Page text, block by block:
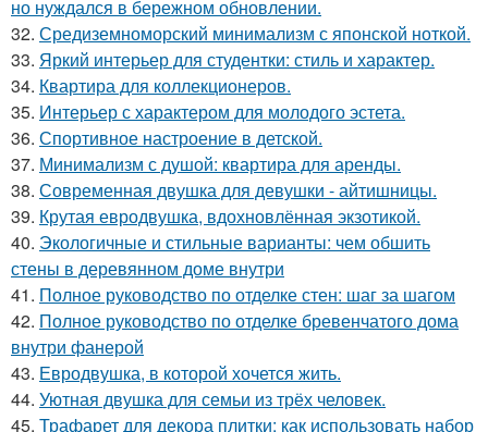
но нуждался в бережном обновлении.
32. Средиземноморский минимализм с японской ноткой.
33. Яркий интерьер для студентки: стиль и характер.
34. Квартира для коллекционеров.
35. Интерьер с характером для молодого эстета.
36. Спортивное настроение в детской.
37. Минимализм с душой: квартира для аренды.
38. Современная двушка для девушки - айтишницы.
39. Крутая евродвушка, вдохновлённая экзотикой.
40. Экологичные и стильные варианты: чем обшить
стены в деревянном доме внутри
41. Полное руководство по отделке стен: шаг за шагом
42. Полное руководство по отделке бревенчатого дома
внутри фанерой
43. Евродвушка, в которой хочется жить.
44. Уютная двушка для семьи из трёх человек.
45. Трафарет для декора плитки: как использовать набор